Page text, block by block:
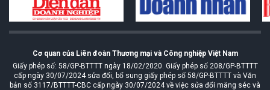
Cơ quan của Liên đoàn Thương mại và Công nghiệp Việt Nam
Giấy phép số: 58/GP-BTTTT ngày 18/02/2020. Giấy phép số 208/GP-BTTTT
cấp ngày 30/07/2024 sửa đổi, bổ sung giấy phép số 58/GP-BTTTT và Văn
bản số 3117/BTTTT-CBC cấp ngày 30/07/2024 về việc sửa đổi măng séc và